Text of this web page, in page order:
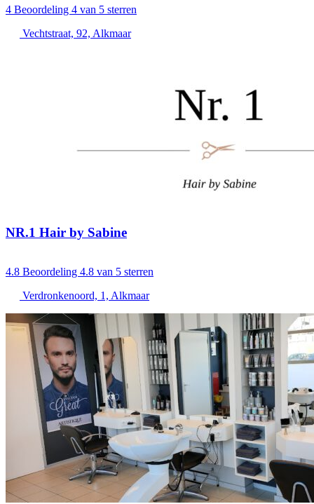
4 Beoordeling 4 van 5 sterren
Vechtstraat, 92, Alkmaar
NR.1 Hair by Sabine
4.8 Beoordeling 4.8 van 5 sterren
Verdronkenoord, 1, Alkmaar